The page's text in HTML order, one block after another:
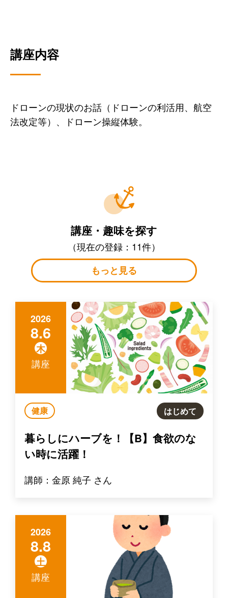
講座内容
ドローンの現状のお話（ドローンの利活用、航空
法改定等）、ドローン操縦体験。
講座・趣味を探す
（現在の登録：11件）
もっと見る
2026
8.6
木
講座
健康 はじめて
暮らしにハーブを！【B】食欲のな
い時に活躍！
講師：金原 純子 さん
2026
8.8
土
講座